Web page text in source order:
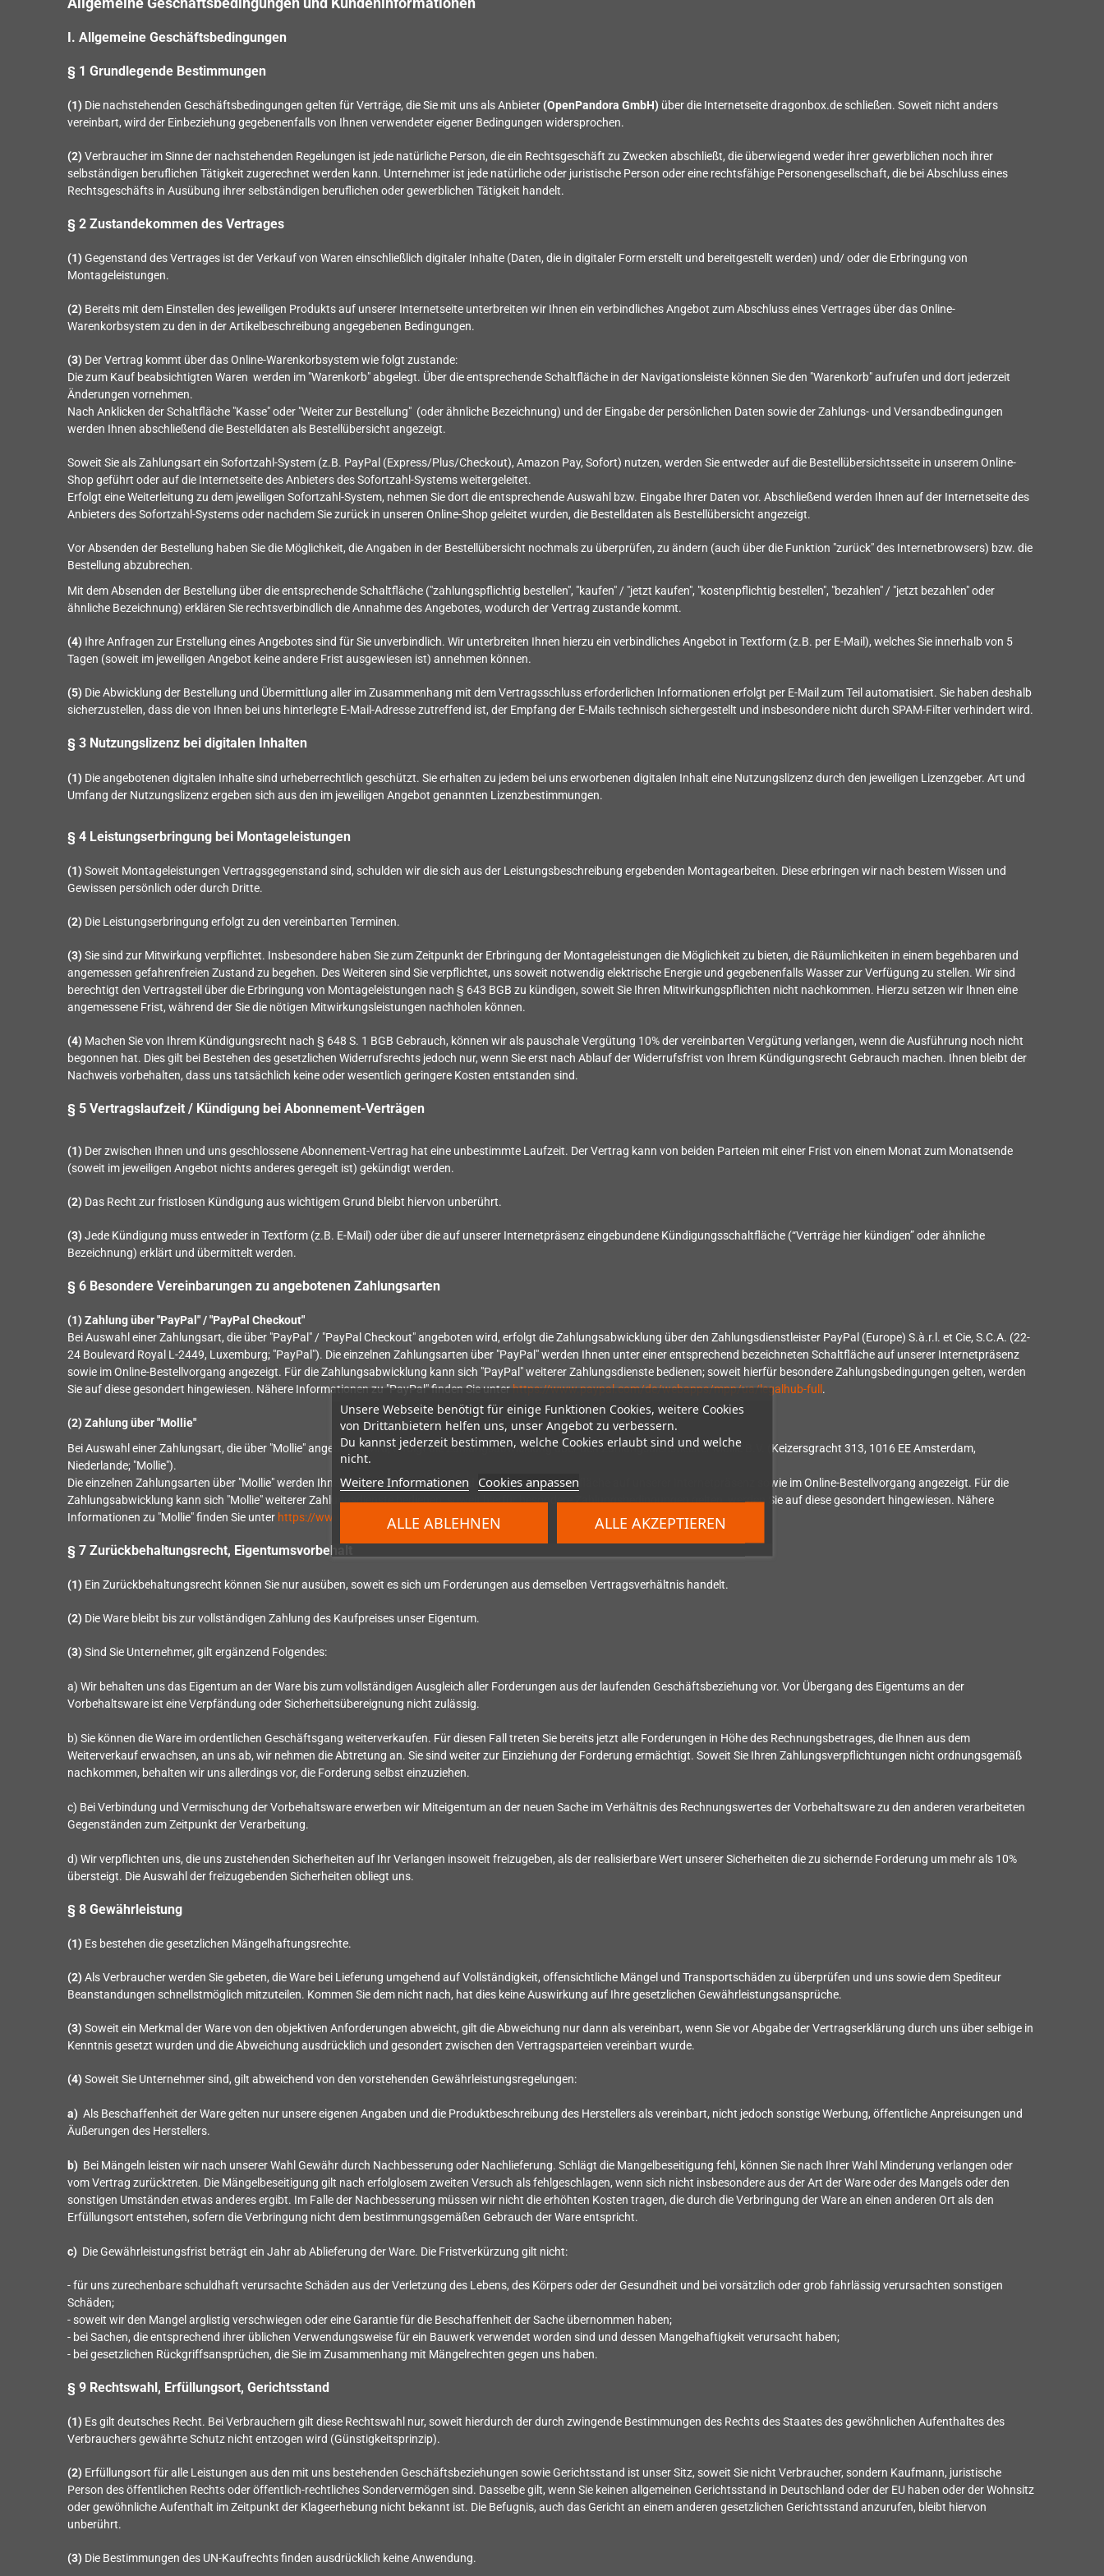
Unsere Webseite benötigt für einige Funktionen Cookies, weitere Cookies
von Drittanbietern helfen uns, unser Angebot zu verbessern.
Du kannst jederzeit bestimmen, welche Cookies erlaubt sind und welche
nicht.
Weitere Informationen Cookies anpassen
ALLE ABLEHNEN ALLE AKZEPTIEREN
I. Allgemeine Geschäftsbedingungen
§ 1 Grundlegende Bestimmungen
(1) Die nachstehenden Geschäftsbedingungen gelten für Verträge, die Sie mit uns als Anbieter (OpenPandora GmbH) über die Internetseite dragonbox.de schließen. Soweit nicht anders
vereinbart, wird der Einbeziehung gegebenenfalls von Ihnen verwendeter eigener Bedingungen widersprochen.
(2) Verbraucher im Sinne der nachstehenden Regelungen ist jede natürliche Person, die ein Rechtsgeschäft zu Zwecken abschließt, die überwiegend weder ihrer gewerblichen noch ihrer
selbständigen beruflichen Tätigkeit zugerechnet werden kann. Unternehmer ist jede natürliche oder juristische Person oder eine rechtsfähige Personengesellschaft, die bei Abschluss eines
Rechtsgeschäfts in Ausübung ihrer selbständigen beruflichen oder gewerblichen Tätigkeit handelt.
§ 2 Zustandekommen des Vertrages
(1) Gegenstand des Vertrages ist der Verkauf von Waren einschließlich digitaler Inhalte (Daten, die in digitaler Form erstellt und bereitgestellt werden) und/ oder die Erbringung von
Montageleistungen.
(2) Bereits mit dem Einstellen des jeweiligen Produkts auf unserer Internetseite unterbreiten wir Ihnen ein verbindliches Angebot zum Abschluss eines Vertrages über das Online-
Warenkorbsystem zu den in der Artikelbeschreibung angegebenen Bedingungen.
(3) Der Vertrag kommt über das Online-Warenkorbsystem wie folgt zustande:
Die zum Kauf beabsichtigten Waren werden im "Warenkorb" abgelegt. Über die entsprechende Schaltfläche in der Navigationsleiste können Sie den "Warenkorb" aufrufen und dort jederzeit
Änderungen vornehmen.
Nach Anklicken der Schaltfläche "Kasse" oder "Weiter zur Bestellung" (oder ähnliche Bezeichnung) und der Eingabe der persönlichen Daten sowie der Zahlungs- und Versandbedingungen
werden Ihnen abschließend die Bestelldaten als Bestellübersicht angezeigt.
Soweit Sie als Zahlungsart ein Sofortzahl-System (z.B. PayPal (Express/Plus/Checkout), Amazon Pay, Sofort) nutzen, werden Sie entweder auf die Bestellübersichtsseite in unserem Online-
Shop geführt oder auf die Internetseite des Anbieters des Sofortzahl-Systems weitergeleitet.
Erfolgt eine Weiterleitung zu dem jeweiligen Sofortzahl-System, nehmen Sie dort die entsprechende Auswahl bzw. Eingabe Ihrer Daten vor. Abschließend werden Ihnen auf der Internetseite des
Anbieters des Sofortzahl-Systems oder nachdem Sie zurück in unseren Online-Shop geleitet wurden, die Bestelldaten als Bestellübersicht angezeigt.
Vor Absenden der Bestellung haben Sie die Möglichkeit, die Angaben in der Bestellübersicht nochmals zu überprüfen, zu ändern (auch über die Funktion "zurück" des Internetbrowsers) bzw. die
Bestellung abzubrechen.
Mit dem Absenden der Bestellung über die entsprechende Schaltfläche ("zahlungspflichtig bestellen", "kaufen" / "jetzt kaufen", "kostenpflichtig bestellen", "bezahlen" / "jetzt bezahlen" oder
ähnliche Bezeichnung) erklären Sie rechtsverbindlich die Annahme des Angebotes, wodurch der Vertrag zustande kommt.
(4) Ihre Anfragen zur Erstellung eines Angebotes sind für Sie unverbindlich. Wir unterbreiten Ihnen hierzu ein verbindliches Angebot in Textform (z.B. per E-Mail), welches Sie innerhalb von 5
Tagen (soweit im jeweiligen Angebot keine andere Frist ausgewiesen ist) annehmen können.
(5) Die Abwicklung der Bestellung und Übermittlung aller im Zusammenhang mit dem Vertragsschluss erforderlichen Informationen erfolgt per E-Mail zum Teil automatisiert. Sie haben deshalb
sicherzustellen, dass die von Ihnen bei uns hinterlegte E-Mail-Adresse zutreffend ist, der Empfang der E-Mails technisch sichergestellt und insbesondere nicht durch SPAM-Filter verhindert wird.
§ 3 Nutzungslizenz bei digitalen Inhalten
(1) Die angebotenen digitalen Inhalte sind urheberrechtlich geschützt. Sie erhalten zu jedem bei uns erworbenen digitalen Inhalt eine Nutzungslizenz durch den jeweiligen Lizenzgeber. Art und
Umfang der Nutzungslizenz ergeben sich aus den im jeweiligen Angebot genannten Lizenzbestimmungen.
§ 4 Leistungserbringung bei Montageleistungen
(1) Soweit Montageleistungen Vertragsgegenstand sind, schulden wir die sich aus der Leistungsbeschreibung ergebenden Montagearbeiten. Diese erbringen wir nach bestem Wissen und
Gewissen persönlich oder durch Dritte.
(2) Die Leistungserbringung erfolgt zu den vereinbarten Terminen.
(3) Sie sind zur Mitwirkung verpflichtet. Insbesondere haben Sie zum Zeitpunkt der Erbringung der Montageleistungen die Möglichkeit zu bieten, die Räumlichkeiten in einem begehbaren und
angemessen gefahrenfreien Zustand zu begehen. Des Weiteren sind Sie verpflichtet, uns soweit notwendig elektrische Energie und gegebenenfalls Wasser zur Verfügung zu stellen. Wir sind
berechtigt den Vertragsteil über die Erbringung von Montageleistungen nach § 643 BGB zu kündigen, soweit Sie Ihren Mitwirkungspflichten nicht nachkommen. Hierzu setzen wir Ihnen eine
angemessene Frist, während der Sie die nötigen Mitwirkungsleistungen nachholen können.
(4) Machen Sie von Ihrem Kündigungsrecht nach § 648 S. 1 BGB Gebrauch, können wir als pauschale Vergütung 10% der vereinbarten Vergütung verlangen, wenn die Ausführung noch nicht
begonnen hat. Dies gilt bei Bestehen des gesetzlichen Widerrufsrechts jedoch nur, wenn Sie erst nach Ablauf der Widerrufsfrist von Ihrem Kündigungsrecht Gebrauch machen. Ihnen bleibt der
Nachweis vorbehalten, dass uns tatsächlich keine oder wesentlich geringere Kosten entstanden sind.
§ 5 Vertragslaufzeit / Kündigung bei Abonnement-Verträgen
(1) Der zwischen Ihnen und uns geschlossene Abonnement-Vertrag hat eine unbestimmte Laufzeit. Der Vertrag kann von beiden Parteien mit einer Frist von einem Monat zum Monatsende
(soweit im jeweiligen Angebot nichts anderes geregelt ist) gekündigt werden.
(2) Das Recht zur fristlosen Kündigung aus wichtigem Grund bleibt hiervon unberührt.
(3) Jede Kündigung muss entweder in Textform (z.B. E-Mail) oder über die auf unserer Internetpräsenz eingebundene Kündigungsschaltfläche (“Verträge hier kündigen” oder ähnliche
Bezeichnung) erklärt und übermittelt werden.
§ 6 Besondere Vereinbarungen zu angebotenen Zahlungsarten
(1) Zahlung über "PayPal" / "PayPal Checkout"
Bei Auswahl einer Zahlungsart, die über "PayPal" / "PayPal Checkout" angeboten wird, erfolgt die Zahlungsabwicklung über den Zahlungsdienstleister PayPal (Europe) S.à.r.l. et Cie, S.C.A. (22-
24 Boulevard Royal L-2449, Luxemburg; "PayPal"). Die einzelnen Zahlungsarten über "PayPal" werden Ihnen unter einer entsprechend bezeichneten Schaltfläche auf unserer Internetpräsenz
sowie im Online-Bestellvorgang angezeigt. Für die Zahlungsabwicklung kann sich "PayPal" weiterer Zahlungsdienste bedienen; soweit hierfür besondere Zahlungsbedingungen gelten, werden
Sie auf diese gesondert hingewiesen. Nähere Informationen zu "PayPal" finden Sie unterhttps://www.paypal.com/de/webapps/mpp/ua/legalhub-full .
(2) Zahlung über "Mollie"
Bei Auswahl einer Zahlungsart, die über "Mollie" angeboten wird, erfolgt die Zahlungsabwicklung über den Zahlungsdienstleister Mollie B.V. (Keizersgracht 313, 1016 EE Amsterdam,
Niederlande; "Mollie").
Die einzelnen Zahlungsarten über "Mollie" werden Ihnen unter einer entsprechend bezeichneten Schaltfläche auf unserer Internetpräsenz sowie im Online-Bestellvorgang angezeigt. Für die
Zahlungsabwicklung kann sich "Mollie" weiterer Zahlungsdienste bedienen; soweit hierfür besondere Zahlungsbedingungen gelten, werden Sie auf diese gesondert hingewiesen. Nähere
Informationen zu "Mollie" finden Sie unter https://www.mollie.com/de.
§ 7 Zurückbehaltungsrecht, Eigentumsvorbehalt
(1) Ein Zurückbehaltungsrecht können Sie nur ausüben, soweit es sich um Forderungen aus demselben Vertragsverhältnis handelt.
(2) Die Ware bleibt bis zur vollständigen Zahlung des Kaufpreises unser Eigentum.
(3) Sind Sie Unternehmer, gilt ergänzend Folgendes:
a) Wir behalten uns das Eigentum an der Ware bis zum vollständigen Ausgleich aller Forderungen aus der laufenden Geschäftsbeziehung vor. Vor Übergang des Eigentums an der
Vorbehaltsware ist eine Verpfändung oder Sicherheitsübereignung nicht zulässig.
b) Sie können die Ware im ordentlichen Geschäftsgang weiterverkaufen. Für diesen Fall treten Sie bereits jetzt alle Forderungen in Höhe des Rechnungsbetrages, die Ihnen aus dem
Weiterverkauf erwachsen, an uns ab, wir nehmen die Abtretung an. Sie sind weiter zur Einziehung der Forderung ermächtigt. Soweit Sie Ihren Zahlungsverpflichtungen nicht ordnungsgemäß
nachkommen, behalten wir uns allerdings vor, die Forderung selbst einzuziehen.
c) Bei Verbindung und Vermischung der Vorbehaltsware erwerben wir Miteigentum an der neuen Sache im Verhältnis des Rechnungswertes der Vorbehaltsware zu den anderen verarbeiteten
Gegenständen zum Zeitpunkt der Verarbeitung.
d) Wir verpflichten uns, die uns zustehenden Sicherheiten auf Ihr Verlangen insoweit freizugeben, als der realisierbare Wert unserer Sicherheiten die zu sichernde Forderung um mehr als 10%
übersteigt. Die Auswahl der freizugebenden Sicherheiten obliegt uns.
§ 8 Gewährleistung
(1) Es bestehen die gesetzlichen Mängelhaftungsrechte.
(2) Als Verbraucher werden Sie gebeten, die Ware bei Lieferung umgehend auf Vollständigkeit, offensichtliche Mängel und Transportschäden zu überprüfen und uns sowie dem Spediteur
Beanstandungen schnellstmöglich mitzuteilen. Kommen Sie dem nicht nach, hat dies keine Auswirkung auf Ihre gesetzlichen Gewährleistungsansprüche.
(3) Soweit ein Merkmal der Ware von den objektiven Anforderungen abweicht, gilt die Abweichung nur dann als vereinbart, wenn Sie vor Abgabe der Vertragserklärung durch uns über selbige in
Kenntnis gesetzt wurden und die Abweichung ausdrücklich und gesondert zwischen den Vertragsparteien vereinbart wurde.
(4) Soweit Sie Unternehmer sind, gilt abweichend von den vorstehenden Gewährleistungsregelungen:
a) Als Beschaffenheit der Ware gelten nur unsere eigenen Angaben und die Produktbeschreibung des Herstellers als vereinbart, nicht jedoch sonstige Werbung, öffentliche Anpreisungen und
Äußerungen des Herstellers.
b) Bei Mängeln leisten wir nach unserer Wahl Gewähr durch Nachbesserung oder Nachlieferung. Schlägt die Mangelbeseitigung fehl, können Sie nach Ihrer Wahl Minderung verlangen oder
vom Vertrag zurücktreten. Die Mängelbeseitigung gilt nach erfolglosem zweiten Versuch als fehlgeschlagen, wenn sich nicht insbesondere aus der Art der Ware oder des Mangels oder den
sonstigen Umständen etwas anderes ergibt. Im Falle der Nachbesserung müssen wir nicht die erhöhten Kosten tragen, die durch die Verbringung der Ware an einen anderen Ort als den
Erfüllungsort entstehen, sofern die Verbringung nicht dem bestimmungsgemäßen Gebrauch der Ware entspricht.
c) Die Gewährleistungsfrist beträgt ein Jahr ab Ablieferung der Ware. Die Fristverkürzung gilt nicht:
- für uns zurechenbare schuldhaft verursachte Schäden aus der Verletzung des Lebens, des Körpers oder der Gesundheit und bei vorsätzlich oder grob fahrlässig verursachten sonstigen
Schäden;
- soweit wir den Mangel arglistig verschwiegen oder eine Garantie für die Beschaffenheit der Sache übernommen haben;
- bei Sachen, die entsprechend ihrer üblichen Verwendungsweise für ein Bauwerk verwendet worden sind und dessen Mangelhaftigkeit verursacht haben;
- bei gesetzlichen Rückgriffsansprüchen, die Sie im Zusammenhang mit Mängelrechten gegen uns haben.
§ 9 Rechtswahl, Erfüllungsort, Gerichtsstand
(1) Es gilt deutsches Recht. Bei Verbrauchern gilt diese Rechtswahl nur, soweit hierdurch der durch zwingende Bestimmungen des Rechts des Staates des gewöhnlichen Aufenthaltes des
Verbrauchers gewährte Schutz nicht entzogen wird (Günstigkeitsprinzip).
(2) Erfüllungsort für alle Leistungen aus den mit uns bestehenden Geschäftsbeziehungen sowie Gerichtsstand ist unser Sitz, soweit Sie nicht Verbraucher, sondern Kaufmann, juristische
Person des öffentlichen Rechts oder öffentlich-rechtliches Sondervermögen sind. Dasselbe gilt, wenn Sie keinen allgemeinen Gerichtsstand in Deutschland oder der EU haben oder der Wohnsitz
oder gewöhnliche Aufenthalt im Zeitpunkt der Klageerhebung nicht bekannt ist. Die Befugnis, auch das Gericht an einem anderen gesetzlichen Gerichtsstand anzurufen, bleibt hiervon
unberührt.
(3) Die Bestimmungen des UN-Kaufrechts finden ausdrücklich keine Anwendung.